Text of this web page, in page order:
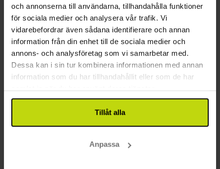
och annonserna till användarna, tillhandahålla funktioner
för sociala medier och analysera vår trafik. Vi
vidarebefordrar även sådana identifierare och annan
information från din enhet till de sociala medier och
annons- och analysföretag som vi samarbetar med.
Dessa kan i sin tur kombinera informationen med annan
information som du har tillhandahållit eller som de har
Tillåt alla
Anpassa
Om rummen
Ni kan välja mellan flera rumskategorier när ni bokar
detta hotell.
Boka enkel-, dubbel- eller superior rum. Ni kan också
boka rum med 1 eller 2 extrasängar. Alla
badrummen renoverades 2016 och har dusch eller
TV och en liten sittgrupp.
Restaurang
Restaurang
Rum
Hund: 200 SEK per dag
Endast slutstädning inkluderad
Kundrecensioner